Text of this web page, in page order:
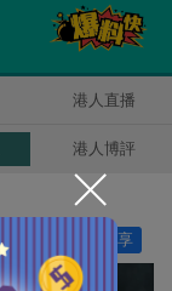
港人直播
港人博評
分享
讚好